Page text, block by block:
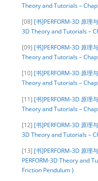
Theory and Tutorials –
[08] [书]PERFORM-3D 原理
3D Theory and Tutorials –
[09] [书]PERFORM-3D 原理
Theory and Tutorials –
[10] [书]PERFORM-3D 原理
Theory and Tutorials –
[11] [书]PERFORM-3D 原理
Theory and Tutorials –
[12] [书]PERFORM-3D 原理
3D Theory and Tutorials –
[13] [书]PERFORM-3D 原理
PERFORM-3D Theory and
Friction Pendulum )